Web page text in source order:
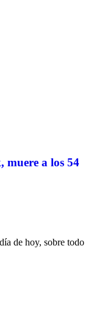
muere a los 54
de hoy, sobre todo